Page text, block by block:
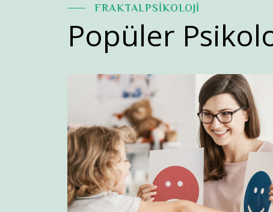
FRAKTALPSİKOLOJİ
Popüler